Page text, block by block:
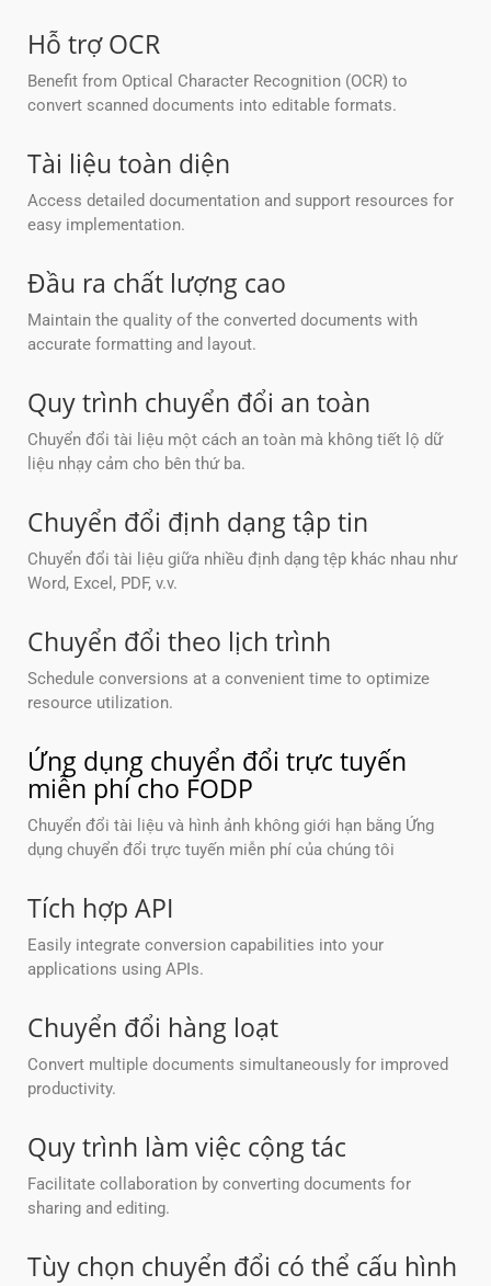
Hỗ trợ OCR
Benefit from Optical Character Recognition (OCR) to
convert scanned documents into editable formats.
Tài liệu toàn diện
Access detailed documentation and support resources for
easy implementation.
Đầu ra chất lượng cao
Maintain the quality of the converted documents with
accurate formatting and layout.
Quy trình chuyển đổi an toàn
Chuyển đổi tài liệu một cách an toàn mà không tiết lộ dữ
liệu nhạy cảm cho bên thứ ba.
Chuyển đổi định dạng tập tin
Chuyển đổi tài liệu giữa nhiều định dạng tệp khác nhau như
Word, Excel, PDF, v.v.
Chuyển đổi theo lịch trình
Schedule conversions at a convenient time to optimize
resource utilization.
Ứng dụng chuyển đổi trực tuyến
miễn phí cho FODP
Chuyển đổi tài liệu và hình ảnh không giới hạn bằng Ứng
dụng chuyển đổi trực tuyến miễn phí của chúng tôi
Tích hợp API
Easily integrate conversion capabilities into your
applications using APIs.
Chuyển đổi hàng loạt
Convert multiple documents simultaneously for improved
productivity.
Quy trình làm việc cộng tác
Facilitate collaboration by converting documents for
sharing and editing.
Tùy chọn chuyển đổi có thể cấu hình